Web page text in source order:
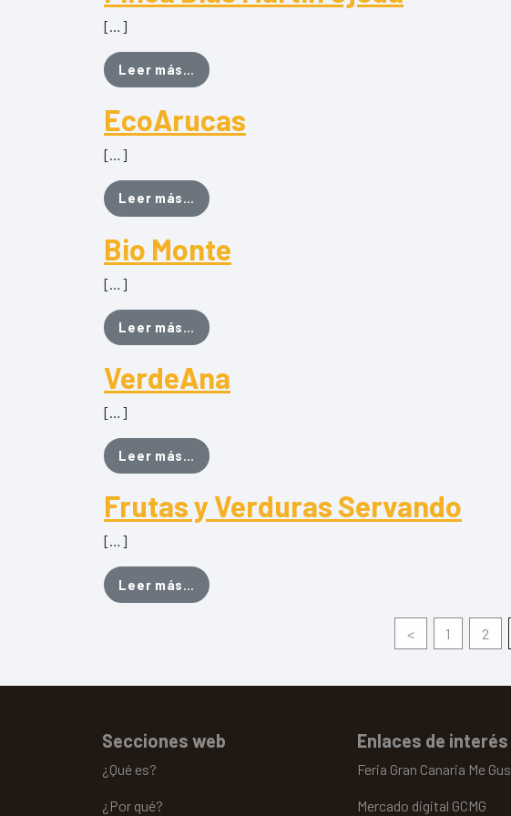
[…]
Leer más… from Finca Blas Martín Ojeda
EcoArucas
[…]
Leer más… from EcoArucas
Bio Monte
[…]
Leer más… from Bio Monte
VerdeAna
[…]
Leer más… from VerdeAna
Frutas y Verduras Servando
[…]
Leer más… from Frutas y Verduras Servando
< 1 2
Secciones web
¿Qué es?
¿Por qué?
Enlaces de interés
Feria Gran Canaria Me
Mercado digital GCMG